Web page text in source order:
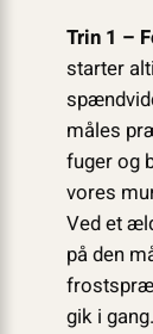
Trin 1 –
starter
måles
fuger og
vores
Ved et
på den
gik i gang.